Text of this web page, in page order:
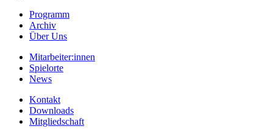
Programm
Archiv
Über Uns
Mitarbeiter:innen
Spielorte
News
Kontakt
Downloads
Mitgliedschaft